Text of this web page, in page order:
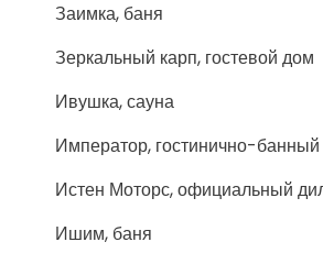
Заимка, баня
Зеркальный карп, гостевой дом
Ивушка, сауна
Император, гостинично-банный
Истен Моторс, официальный
Ишим, баня